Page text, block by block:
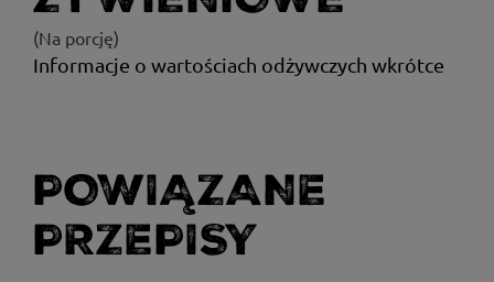
(Na porcję)
Informacje o wartościach odżywczych wkrótce
POWIĄZANE
PRZEPISY